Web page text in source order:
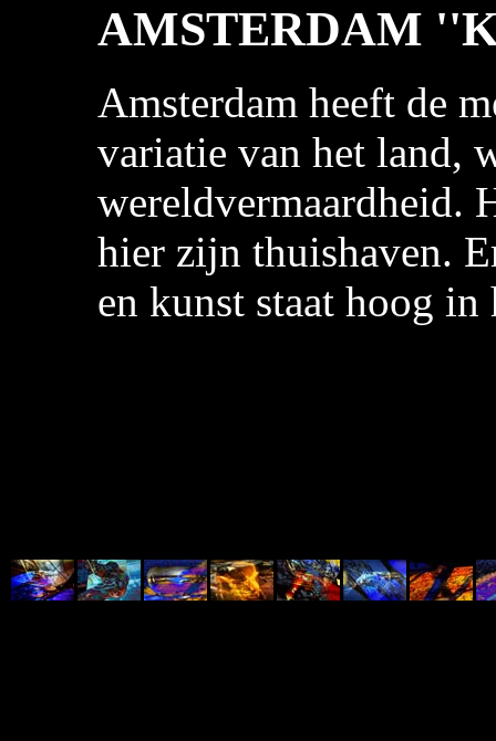
AMSTERDAM
Amsterdam heeft de
variatie van het land,
wereldvermaardheid.
hier zijn thuishaven.
en kunst staat hoog in